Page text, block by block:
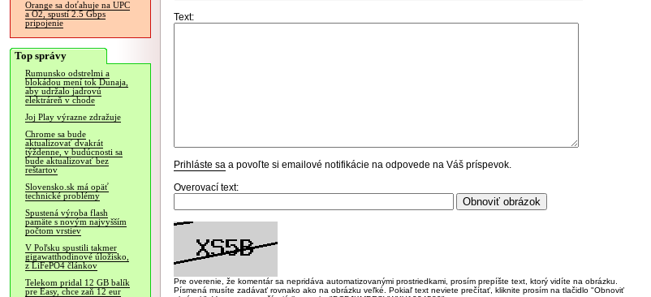
Orange sa doťahuje na UPC
a O2, spustí 2.5 Gbps
pripojenie
Top správy
Rumunsko odstrelmi a
blokádou mení tok Dunaja,
aby udržalo jadrovú
elektráreň v chode
Joj Play výrazne zdražuje
Chrome sa bude
aktualizovať dvakrát
týždenne, v budúcnosti sa
bude aktualizovať bez
reštartov
Slovensko.sk má opäť
technické problémy
Spustená výroba flash
pamäte s novým najvyšším
počtom vrstiev
V Poľsku spustili takmer
gigawatthodinové úložisko,
z LiFePO4 článkov
Telekom pridal 12 GB balík
pre Easy, chce zaň 12 eur
Text:
Prihláste sa a povoľte si emailové notifikácie na odpovede na Váš príspevok.
Overovací text:
Pre overenie, že komentár sa nepridáva automatizovanými prostriedkami, prosím prepíšte text, ktorý vidíte na obrázku.
Písmená musíte zadávať rovnako ako na obrázku veľké. Pokiaľ text neviete prečítať, kliknite prosím na tlačidlo "Obnoviť